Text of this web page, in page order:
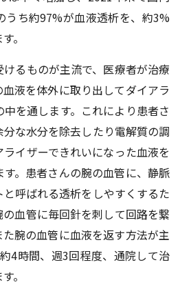
うち約97%が血液透析を、約3%
。
るものが主流で、医療者が治療
液を体外に取り出してダイアラ
を通します。これにより患者さ
な水分を除去したり電解質の調
イザーできれいになった血液を
。患者さんの腕の血管に、静脈
呼ばれる透析をしやすくするた
血管に毎回針を刺して回路を繋
腕の血管に血液を返す方法が主
4時間、週3回程度、通院して治
。